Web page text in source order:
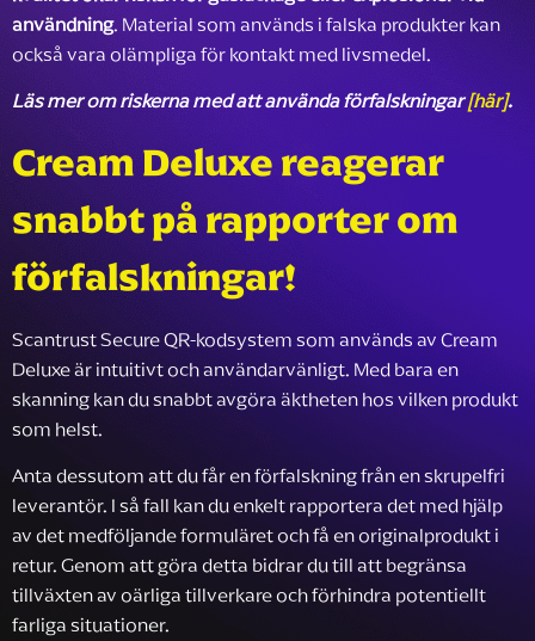
användning. Material som används i falska produkter kan
också vara olämpliga för kontakt med livsmedel.
Läs mer om riskerna med att använda förfalskningar[här].
Cream Deluxe reagerar
snabbt på rapporter om
förfalskningar!
Scantrust Secure QR-kodsystem som används av Cream
Deluxe är intuitivt och användarvänligt. Med bara en
skanning kan du snabbt avgöra äktheten hos vilken produkt
som helst.
Anta dessutom att du får en förfalskning från en skrupelfri
leverantör. I så fall kan du enkelt rapportera det med hjälp
av det medföljande formuläret och få en originalprodukt i
retur. Genom att göra detta bidrar du till att begränsa
tillväxten av oärliga tillverkare och förhindra potentiellt
farliga situationer.